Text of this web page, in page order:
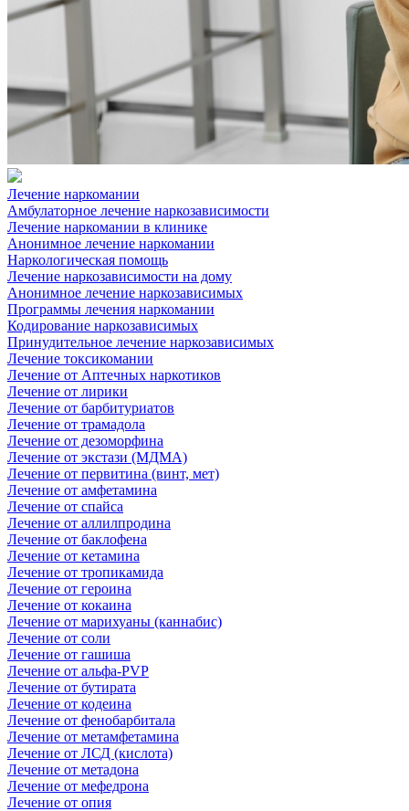
Лечение наркомании
Амбулаторное лечение наркозависимости
Лечение наркомании в клинике
Анонимное лечение наркомании
Наркологическая помощь
Лечение наркозависимости на дому
Анонимное лечение наркозависимых
Программы лечения наркомании
Кодирование наркозависимых
Принудительное лечение наркозависимых
Лечение токсикомании
Лечение от Аптечных наркотиков
Лечение от лирики
Лечение от барбитуриатов
Лечение от трамадола
Лечение от дезоморфина
Лечение от экстази (МДМА)
Лечение от первитина (винт, мет)
Лечение от амфетамина
Лечение от спайса
Лечение от аллилпродина
Лечение от баклофена
Лечение от кетамина
Лечение от тропикамида
Лечение от героина
Лечение от кокаина
Лечение от марихуаны (каннабис)
Лечение от соли
Лечение от гашиша
Лечение от альфа-PVP
Лечение от бутирата
Лечение от кодеина
Лечение от фенобарбитала
Лечение от метамфетамина
Лечение от ЛСД (кислота)
Лечение от метадона
Лечение от мефедрона
Лечение от опия